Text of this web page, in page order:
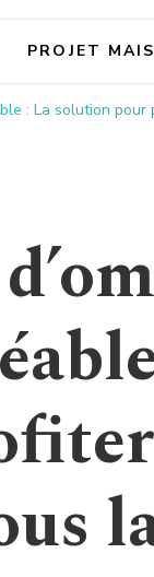
PROJET
: La solution